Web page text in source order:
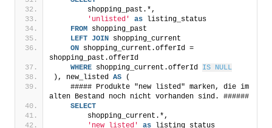
        shopping_past.*,
'unlisted'
as listing_status
FROM shopping_past
LEFT JOIN shopping_current
ON shopping_current.offerId =
shopping_past.offerId
WHERE shopping_current.offerId IS NULL
), new_listed AS (
    ##### Produkte "new listed" marken, die im
alten Bestand noch nicht vorhanden sind. ######
SELECT
        shopping_current.*,
'new listed'
as listing_status